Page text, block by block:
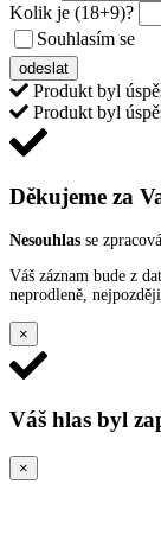
Kolik je (18+9)?
Souhlasím se
odeslat
Produkt byl
Produkt byl
Děkujeme za
Nesouhlas se
Váš záznam bude z
neprodleně,
×
Váš hlas byl
×